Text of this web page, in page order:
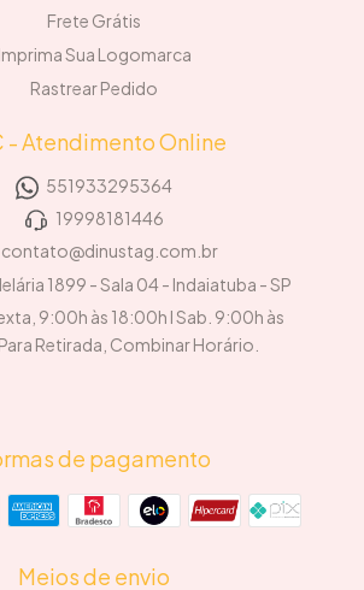
Frete Grátis
Imprima Sua Logomarca
Rastrear Pedido
- Atendimento Online
551933295364
19998181446
contato@dinustag.com.br
1899 - Sala 04 - Indaiatuba - SP
9:00h às 18:00h I Sab. 9:00h às
Retirada, Combinar Horário.
de pagamento
Meios de envio